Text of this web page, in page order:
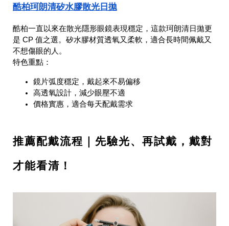
酷柏珂朗清矽水膠散光日拋
酷柏一直以來在散光隱形眼鏡表現穩定，這款珂朗清日拋更
是 CP 值之選。矽水膠材質透氧又柔軟，適合長時間佩戴又
不想傷眼的人。
特色重點：
鏡片弧度穩定，戴起來不易偏移
高透氧設計，減少眼壓不適
價格實惠，適合每天配戴需求
推薦配戴流程｜先驗光、再試戴，戴對
才能看清！